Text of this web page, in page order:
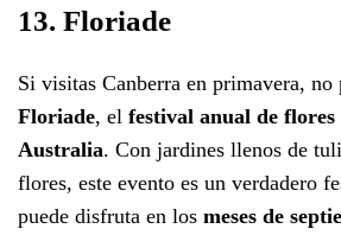
13. Floriade
Si visitas Canberra en primavera, no
Floriade, el festival anual de flores
Australia. Con jardines llenos de
flores, este evento es un verdadero
puede disfruta en los meses de